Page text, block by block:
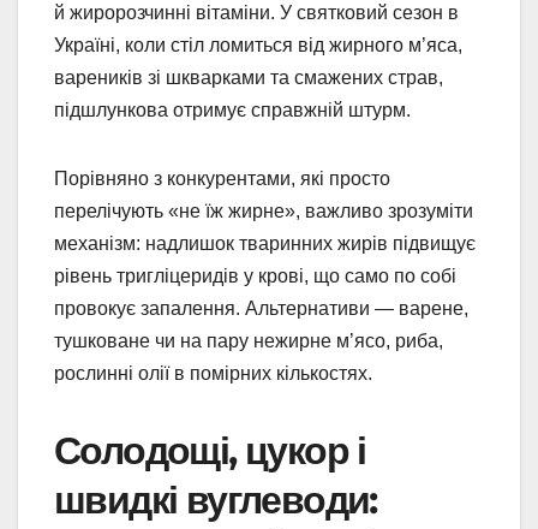
й жиророзчинні вітаміни. У святковий сезон в
Україні, коли стіл ломиться від жирного м’яса,
вареників зі шкварками та смажених страв,
підшлункова отримує справжній штурм.
Порівняно з конкурентами, які просто
перелічують «не їж жирне», важливо зрозуміти
механізм: надлишок тваринних жирів підвищує
рівень тригліцеридів у крові, що само по собі
провокує запалення. Альтернативи — варене,
тушковане чи на пару нежирне м’ясо, риба,
рослинні олії в помірних кількостях.
Солодощі, цукор і
швидкі вуглеводи: